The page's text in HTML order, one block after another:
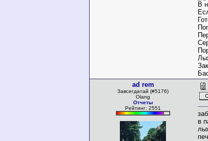
В
ad rem
Завсегдатай (#5176)
Olang
Отчеты
Рейтинг: 2551
в